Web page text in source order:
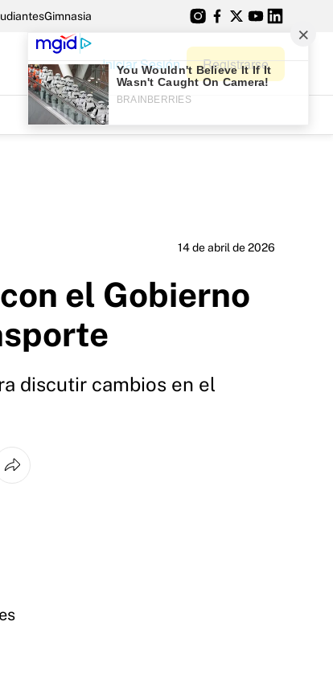
Gimnasia
Iniciar Sesión Registrarse
14 de abril de 2026
el Gobierno
discutir cambios en el